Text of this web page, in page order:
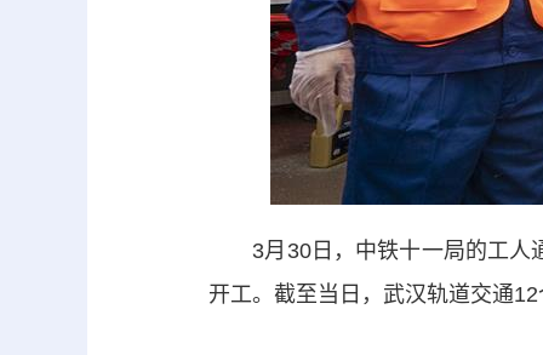
3月30日，中铁十一局的工人通
开工。截至当日，武汉轨道交通